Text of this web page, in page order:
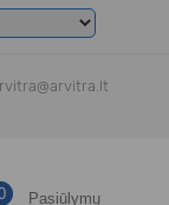
Pasiūlymų